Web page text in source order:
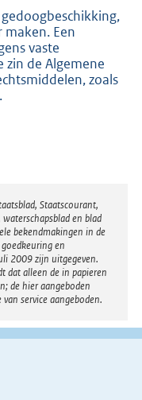
l
i
n
k
:
Een
vaste
zin de Algemene
zoals
Staatscourant,
en blad
bekendmakingen in de
en
2009 zijn uitgegeven.
dat alleen de in papieren
de hier aangeboden
service aangeboden.